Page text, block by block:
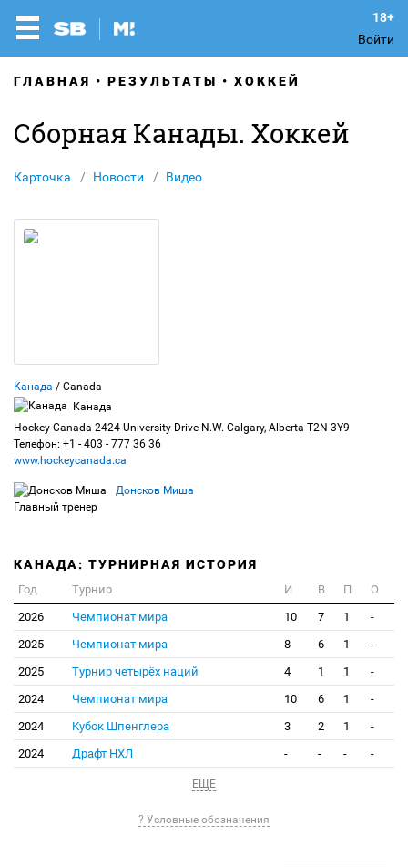
Войти
ГЛАВНАЯ РЕЗУЛЬТАТЫ ХОККЕЙ
Сборная Канады. Хоккей
Карточка Новости Видео
Канада / Canada
Канада
Hockey Canada 2424 University Drive N.W. Calgary, Alberta T2N 3Y9
Телефон: +1 - 403 - 777 36 36
www.hockeycanada.ca
Донсков Миша
Главный тренер
КАНАДА: ТУРНИРНАЯ ИСТОРИЯ
Год Турнир И В П
О
2026
Чемпионат мира 10 7 1
-
2025
Чемпионат мира 8 6 1
-
2025
Турнир четырёх наций 4 1 1
-
2024
Чемпионат мира 10 6 1
-
2024
Кубок Шпенглера 3 2 1
-
2024
Драфт НХЛ - - - -
ЕЩЕ
? Условные обозначения